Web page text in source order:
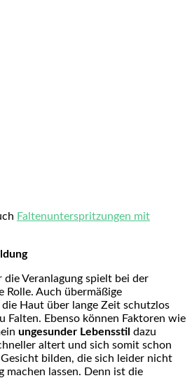
Faltenunterspritzungen mit
Veranlagung spielt bei der
Rolle. Auch übermäßige
die Haut über lange Zeit schutzlos
Falten. Ebenso können Faktoren wie
ungesunder Lebensstil dazu
altert und sich somit schon
bilden, die sich leider nicht
machen lassen. Denn ist die